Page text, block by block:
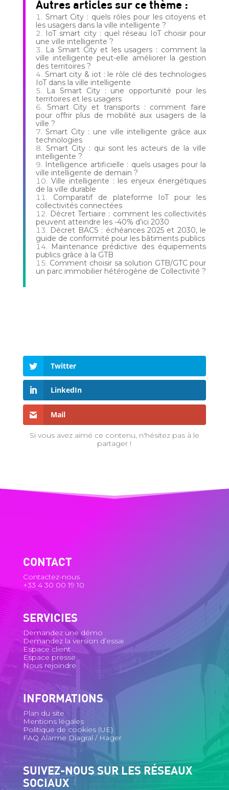
Autres articles sur ce thème :
Smart City : quels rôles pour les citoyens et
les usagers dans la ville intelligente ?
IoT smart city : quel réseau IoT choisir pour
une ville intelligente ?
La Smart City et les usagers : comment la
ville intelligente peut-elle améliorer la gestion
des territoires ?
Smart city & iot : le rôle clé des technologies
IoT dans la ville intelligente
La Smart City : une opportunité pour les
territoires et les usagers
Smart City et transports : comment faire
pour offrir plus de mobilité aux usagers de la
ville ?
Smart City : une ville intelligente grâce aux
technologies
Smart City : qui sont les acteurs de la ville
intelligente ?
Intelligence artificielle : quels usages pour la
ville intelligente de demain ?
Ville intelligente : les enjeux énergétiques
de la ville durable
Comparatif de plateforme IoT pour les
collectivités connectées
Décret Tertiaire : comment les collectivités
peuvent atteindre les -40% d’ici 2030
Décret BACS : échéances 2025 et 2030, le
guide de conformité pour les bâtiments publics
Maintenance prédictive des équipements
publics grâce à la GTB
Comment choisir sa solution GTB/GTC pour
un parc immobilier hétérogène de Collectivité ?
Twitter
LinkedIn
Mail
Si vous avez aimé ce contenu, n'hésitez pas à le
partager !
CONTACT
Contactez-nous
+33 4 30 00 19 10
SERVICIES
Demandez une démo
Demandez la version d’essai
Espace client
Espace presse
Nous rejoindre
INFORMATIONS
Plan du site
Mentions légales
Politique de cookies (UE)
FAQ Alarme Diagral / Hager
SUIVEZ-NOUS SUR LES RÉSEAUX
SOCIAUX